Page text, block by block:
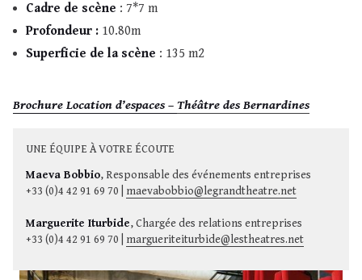
Cadre de scène : 7*7 m
Profondeur : 10.80m
Superficie de la scène : 135 m2
Brochure Location d’espaces – Théâtre des Bernardines
UNE ÉQUIPE À VOTRE ÉCOUTE
Maeva Bobbio, Responsable des événements entreprises
+33 (0)4 42 91 69 70 | maevabobbio@legrandtheatre.net
Marguerite Iturbide, Chargée des relations entreprises
+33 (0)4 42 91 69 70 | margueriteiturbide@lestheatres.net